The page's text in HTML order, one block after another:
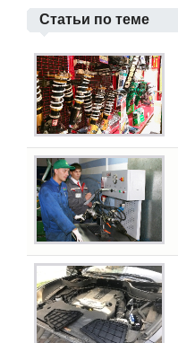
Статьи по теме